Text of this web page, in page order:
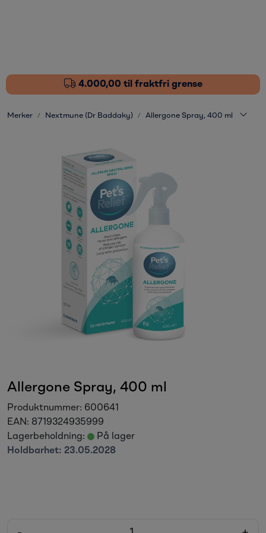
4.000,00 til fraktfri grense
Merker Nextmune (Dr Baddaky) Allergone Spray, 400 ml
Allergone Spray, 400 ml
Produktnummer: 600641
EAN: 8719324935999
Lagerbeholdning:
På lager
Holdbarhet: 23.05.2028
Pleieprodukter
Sårstell
Øvrige varer